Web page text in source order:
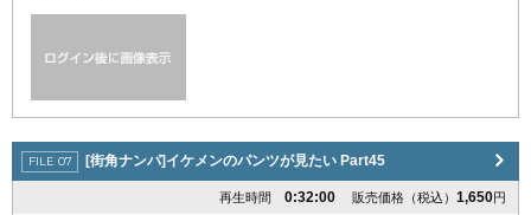
[街角ナンパ]イケメンのパンツが見たい Part45
再生時間 0:32:00 販売価格（税込） 1,650円